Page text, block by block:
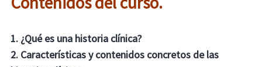
1. ¿Qué es una historia clínica?
2. Características y contenidos concretos de las